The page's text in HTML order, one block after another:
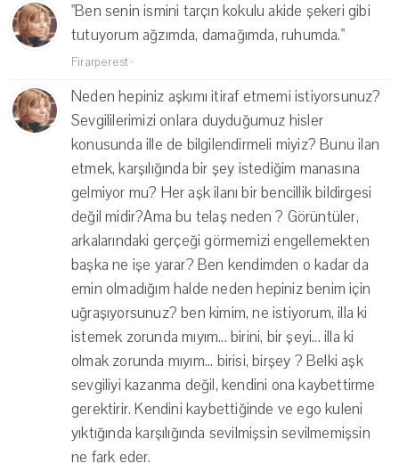
"Ben senin ismini tarçın kokulu akide şekeri gibi
tutuyorum ağzımda, damağımda, ruhumda."
Firarperest ·
Neden hepiniz aşkımı itiraf etmemi istiyorsunuz?
Sevgililerimizi onlara duyduğumuz hisler
konusunda ille de bilgilendirmeli miyiz? Bunu ilan
etmek, karşılığında bir şey istediğim manasına
gelmiyor mu? Her aşk ilanı bir bencillik bildirgesi
değil midir?Ama bu telaş neden ? Görüntüler,
arkalarındaki gerçeği görmemizi engellemekten
başka ne işe yarar? Ben kendimden o kadar da
emin olmadığım halde neden hepiniz benim için
uğraşıyorsunuz? ben kimim, ne istiyorum, illa ki
istemek zorunda mıyım... birini, bir şeyi... illa ki
olmak zorunda mıyım... birisi, birşey ? Belki aşk
sevgiliyi kazanma değil, kendini ona kaybettirme
gerektirir. Kendini kaybettiğinde ve ego kuleni
yıktığında karşılığında sevilmişsin sevilmemişsin
ne fark eder.